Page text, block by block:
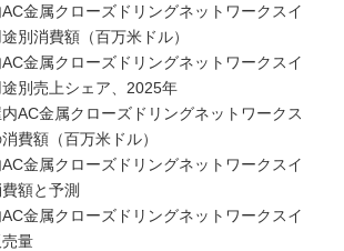
AC金属クローズドリングネットワークスイ
別消費額（百万米ドル）
AC金属クローズドリングネットワークスイ
別売上シェア、2025年
内AC金属クローズドリングネットワークス
費額（百万米ドル）
AC金属クローズドリングネットワークスイ
額と予測
AC金属クローズドリングネットワークスイ
量